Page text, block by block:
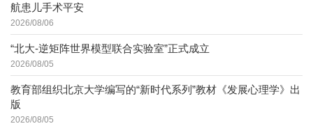
航患儿手术平安
2026/08/06
“北大-逆矩阵世界模型联合实验室”正式成立
2026/08/05
教育部组织北京大学编写的“新时代系列”教材《发展心理学》出
版
2026/08/05